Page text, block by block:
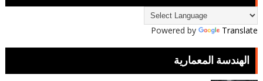
Powered by Translate
الهندسة المعمارية